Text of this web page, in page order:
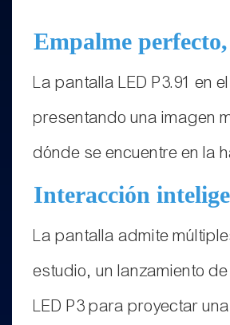
Empalme
La pantalla LED P3.91 en
presentando una imagen
dónde se encuentre en la
Interacción
La pantalla admite
estudio, un lanzamiento
LED P3 para proyectar